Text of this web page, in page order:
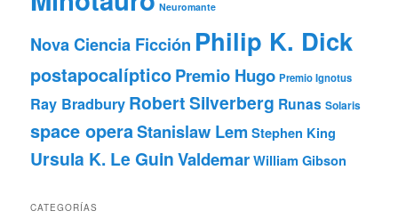
Neuromante
Nova Ciencia Ficción Philip K. Dick
postapocalípticoPremio Hugo Premio Ignotus
Ray Bradbury Robert Silverberg Runas Solaris
space operaStanislaw Lem Stephen King
Ursula K. Le GuinValdemarWilliam Gibson
CATEGORÍAS